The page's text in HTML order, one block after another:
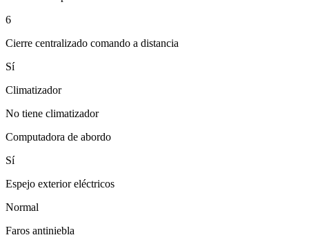
6
Cierre centralizado comando a distancia
Sí
Climatizador
No tiene climatizador
Computadora de abordo
Sí
Espejo exterior eléctricos
Normal
Faros antiniebla